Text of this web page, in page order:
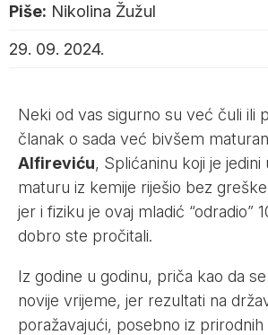
Piše: Nikolina Žužul
29. 09. 2024.
Neki od vas sigurno su već čuli ili
članak o sada već bivšem
Alfireviću, Splićaninu koji je
maturu iz kemije riješio bez
jer i fiziku je ovaj mladić “odradio”
dobro ste pročitali.
Iz godine u godinu, priča kao da
novije vrijeme, jer rezultati na
poražavajući, posebno iz